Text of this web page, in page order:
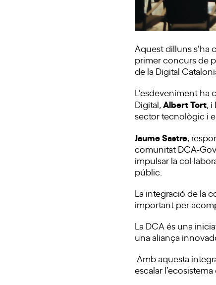
Aquest dilluns s’ha
primer concurs de
de la Digital
L’esdeveniment ha
Digital,Albert Tort, i
sector tecnològic i
Jaume Sastre,
comunitat DCA-
impulsar la
públic.
La integració de la
important per
La DCA és una
una aliança
Amb aquesta
escalar